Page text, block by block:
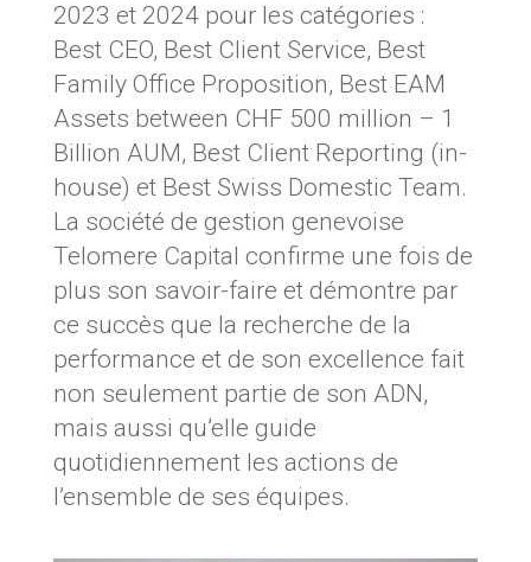
2023 et 2024 pour les catégories :
Best CEO, Best Client Service, Best
Family Office Proposition, Best EAM
Assets between CHF 500 million – 1
Billion AUM, Best Client Reporting (in-
house) et Best Swiss Domestic Team.
La société de gestion genevoise
Telomere Capital confirme une fois de
plus son savoir-faire et démontre par
ce succès que la recherche de la
performance et de son excellence fait
non seulement partie de son ADN,
mais aussi qu’elle guide
quotidiennement les actions de
l’ensemble de ses équipes.